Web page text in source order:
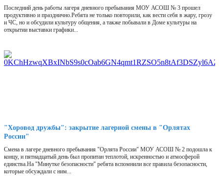
Последний день работы лагеря дневного пребывания МОУ АСОШ № 3 прошел
продуктивно и празднично.Ребята не только повторили, как вести себя в жару, грозу
и ЧС, но и обсудили культуру общения, а также побывали в Доме культуры на
открытии выставки графики...
"Хоровод дружбы": закрытие лагерной смены в "Орлятах
России"
Смена в лагере дневного пребывания "Орлята России" МОУ АСОШ № 2 подошла к
концу, и пятнадцатый день был пропитан теплотой, искренностью и атмосферой
единства.На "Минутке безопасности" ребята вспомнили все правила безопасности,
которые обсуждали с ним...